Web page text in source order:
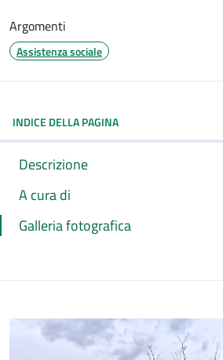
Argomenti
Assistenza sociale
INDICE DELLA PAGINA
Descrizione
A cura di
Galleria fotografica